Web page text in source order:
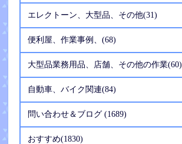
エレクトーン、大型品、その他(31)
便利屋、作業事例、(68)
大型品業務用品、店舗、その他の作業(60)
自動車、バイク関連(84)
問い合わせ＆ブログ (1689)
おすすめ(1830)